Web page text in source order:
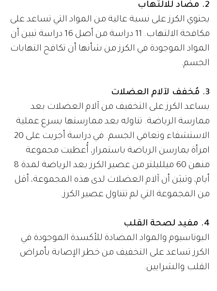
2. مضاد للالتهاب
يحتوي الكرز على نسبة عالية من المواد التي تساعد على
مكافحة الالتهاب. 11 دراسة من أصل 16 دراسة تبين أن
المواد الموجودة في الكرز من شأنها أن تكافح التهابات
الجسم.
3. مُخفف لآلام العضلات
يساعد الكرز على التخفيف من آلام العضلات بعد
ممارسة الرياضة. تناوله بعد ممارستها يسرع عملية
الاستشفاء وتعافي الجسم. في دراسة أجريت على 20
امرأة يمارسن الرياضة باستمرار، أُعطيت مجموعة
منهن 60 ميلليلتر من عصير الكرز بعد الرياضة لمدة 8
أيام، وتبيَن أن آلام العضلات لدى هذه المجموعة، أقل
من المجموعة التي لم تتناول عصير الكرز.
4. مفيد لصحة القلب
البوتاسيوم والمواد المضادة للأكسدة الموجودة في
الكرز تساعد على التخفيف من خطر الإصابة بأمراض
القلب والشرايين.